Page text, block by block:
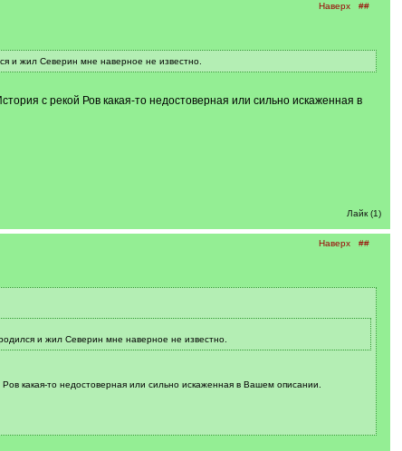
Наверх ##
и жил Северин мне наверное не известно.
с рекой Ров какая-то недостоверная или сильно искаженная в
Лайк (1)
Наверх ##
и жил Северин мне наверное не известно.
какая-то недостоверная или сильно искаженная в Вашем описании.